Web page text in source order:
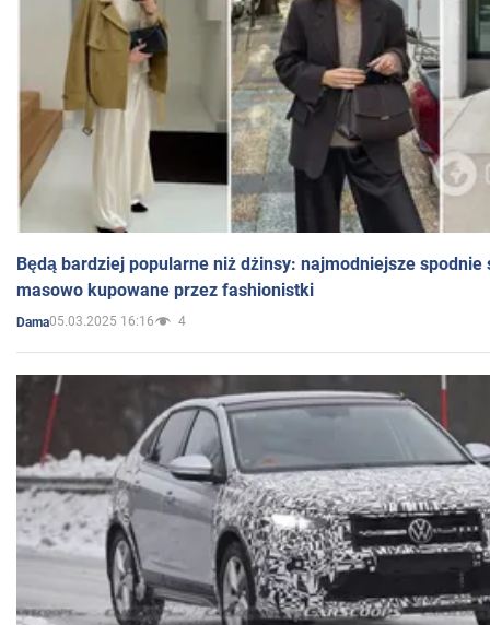
Będą bardziej popularne niż dżinsy: najmodniejsze spodnie
masowo kupowane przez fashionistki
Dama05.03.2025 16:16 4